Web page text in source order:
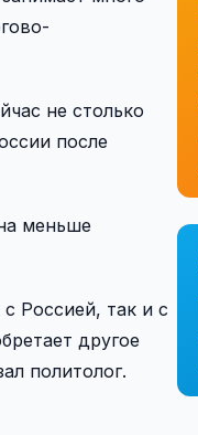
не столько
после
меньше
Россией, так и с
другое
политолог.